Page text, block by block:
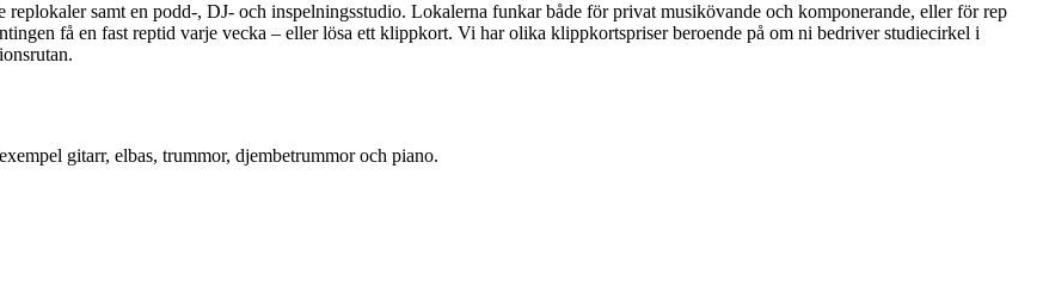
samt en podd-, DJ- och inspelningsstudio. Lokalerna funkar både för privat musikövande och komponerande, eller för rep
få en fast reptid varje vecka – eller lösa ett klippkort. Vi har olika klippkortspriser beroende på om ni bedriver studiecirkel i
gitarr, elbas, trummor, djembetrummor och piano.